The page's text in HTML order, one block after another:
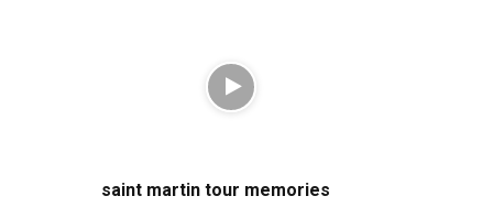
saint martin tour memories